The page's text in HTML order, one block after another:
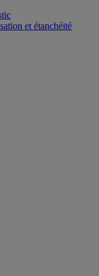
et étanchéité